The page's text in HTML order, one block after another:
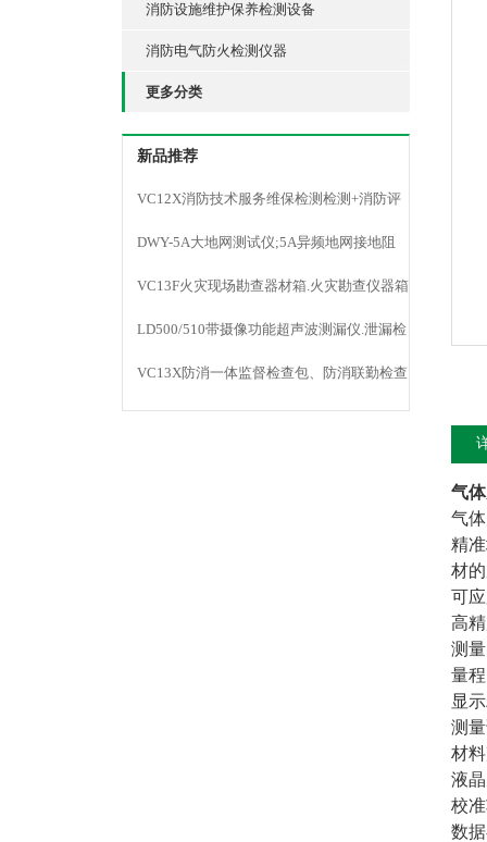
消防设施维护保养检测设备
消防电气防火检测仪器
更多分类
新品推荐
VC12X消防技术服务维保检测检测+消防评
估仪器
DWY-5A大地网测试仪;5A异频地网接地阻
抗;防雷检测
VC13F火灾现场勘查器材箱.火灾勘查仪器箱
LD500/510带摄像功能超声波测漏仪.泄漏检
测仪
VC13X防消一体监督检查包、防消联勤检查
器材包
气
气
精
材
可
高
测
量
显
测
材
液
校
数